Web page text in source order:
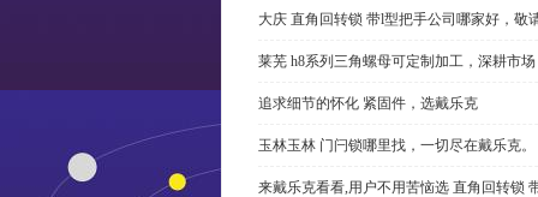
大庆 直角回转锁 带l型把手公司哪家好，敬
莱芜 h8系列三角螺母可定制加工，深耕市场
追求细节的怀化 紧固件，选戴乐克
玉林玉林 门闩锁哪里找，一切尽在戴乐克。
来戴乐克看看,用户不用苦恼选 直角回转锁